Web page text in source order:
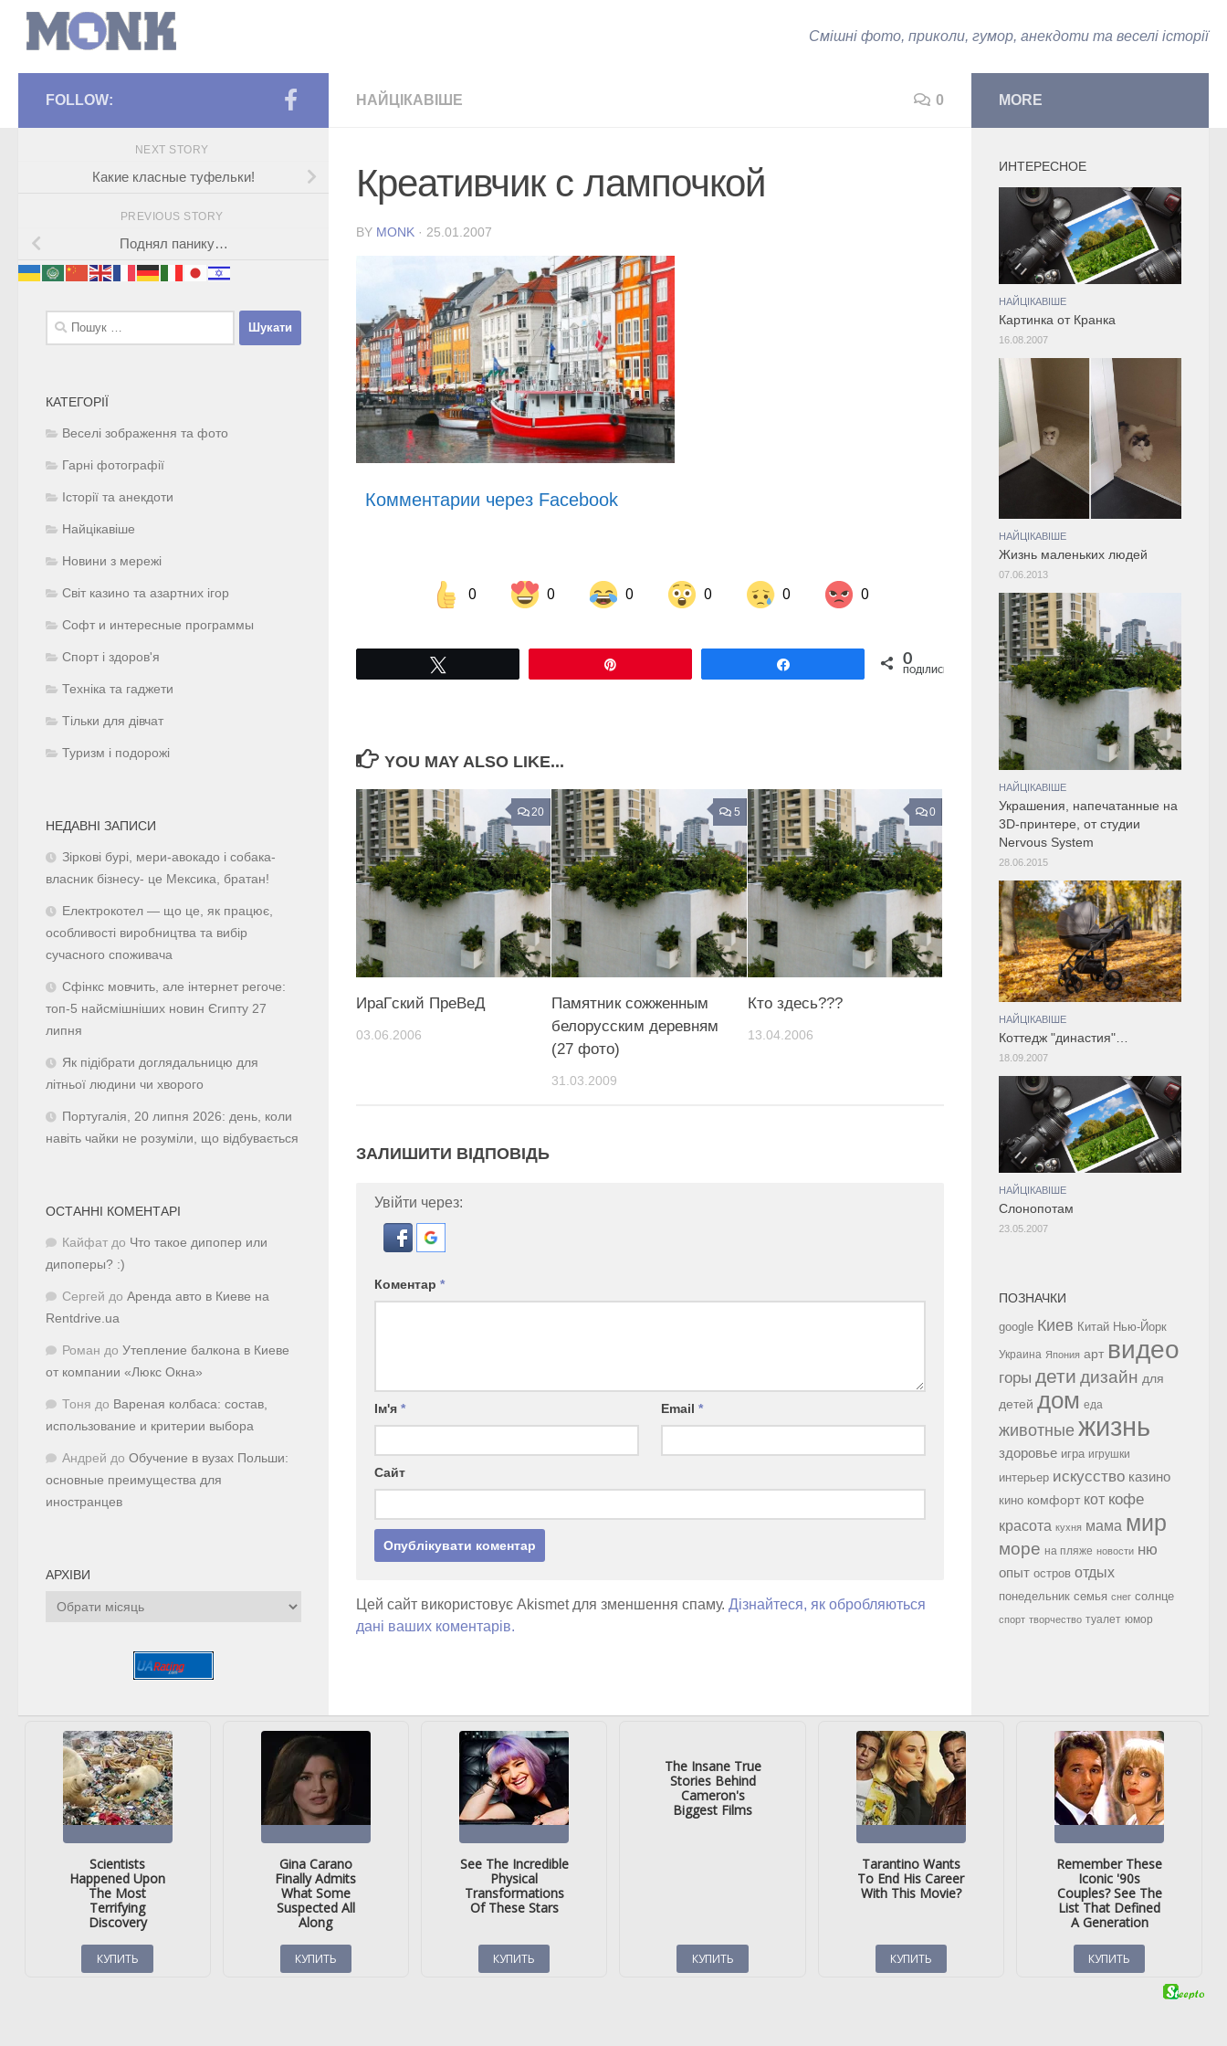
Смішні фото, приколи, гумор, анекдоти та веселі історії
НАЙЦІКАВІШЕ 0
Креативчик с лампочкой
BY MONK · 25.01.2007
Комментарии через Facebook
0 0 0 0 0 0
Share on Facebook Share on LinkedIn Share on Twitter 0
ПОДІЛИСЬ
YOU MAY ALSO LIKE...
20
ИраГский ПреВеД
03.06.2006
5
Памятник сожженным
белорусским деревням
(27 фото)
31.03.2009
0
Кто здесь???
13.04.2006
ЗАЛИШИТИ ВІДПОВІДЬ
Увійти через:
Коментар *
Ім'я * Email*
Сайт
Цей сайт використовує Akismet для зменшення спаму. Дізнайтеся, як обробляються
дані ваших коментарів.
FOLLOW:
NEXT STORY
Какие класные туфельки!
PREVIOUS STORY
Поднял панику…
Пошук:
КАТЕГОРІЇ
Веселі зображення та фото
Гарні фотографії
Історії та анекдоти
Найцікавіше
Новини з мережі
Світ казино та азартних ігор
Софт и интересные программы
Спорт і здоров'я
Техніка та гаджети
Тільки для дівчат
Туризм і подорожі
НЕДАВНІ ЗАПИСИ
Зіркові бурі, мери-авокадо і собака-
власник бізнесу- це Мексика, братан!
Електрокотел — що це, як працює,
особливості виробництва та вибір
сучасного споживача
Сфінкс мовчить, але інтернет регоче:
топ-5 найсмішніших новин Єгипту 27
липня
Як підібрати доглядальницю для
літньої людини чи хворого
Португалія, 20 липня 2026: день, коли
навіть чайки не розуміли, що відбувається
ОСТАННІ КОМЕНТАРІ
Кайфат до Что такое дипопер или
дипоперы? :)
Сергей до Аренда авто в Киеве на
Rentdrive.ua
Роман до Утепление балкона в Киеве
от компании «Люкс Окна»
Тоня до Вареная колбаса: состав,
использование и критерии выбора
Андрей до Обучение в вузах Польши:
основные преимущества для
иностранцев
АРХІВИ
Архіви
MORE
ИНТЕРЕСНОЕ
НАЙЦІКАВІШЕ
Картинка от Кранка
16.08.2007
НАЙЦІКАВІШЕ
Жизнь маленьких людей
07.06.2013
НАЙЦІКАВІШЕ
Украшения, напечатанные на
3D-принтере, от студии
Nervous System
28.06.2015
НАЙЦІКАВІШЕ
Коттедж "династия"…
18.09.2007
НАЙЦІКАВІШЕ
Слонопотам
23.05.2007
ПОЗНАЧКИ
google Киев Китай Нью-Йорк
Украина Япония арт видео
горы дети дизайн для
детей дом еда
животные жизнь
здоровье игра игрушки
интерьер искусство казино
кино комфорт кот кофе
красота кухня мама мир
море на пляже новости ню
опыт остров отдых
понедельник семья снег солнце
спорт творчество туалет юмор